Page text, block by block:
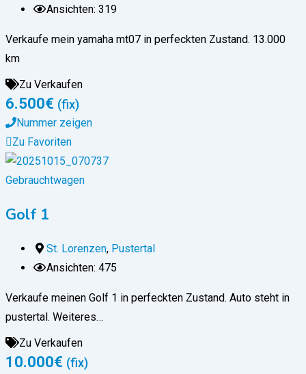
Ansichten: 319
Verkaufe mein yamaha mt07 in perfeckten Zustand. 13.000
km
Zu Verkaufen
6.500€ (fix)
Nummer zeigen
Zu Favoriten
Gebrauchtwagen
Golf 1
St. Lorenzen, Pustertal
Ansichten: 475
Verkaufe meinen Golf 1 in perfeckten Zustand. Auto steht in
pustertal. Weiteres…
Zu Verkaufen
10.000€ (fix)